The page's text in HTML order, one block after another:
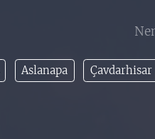
Aslanapa Çavdarhisar